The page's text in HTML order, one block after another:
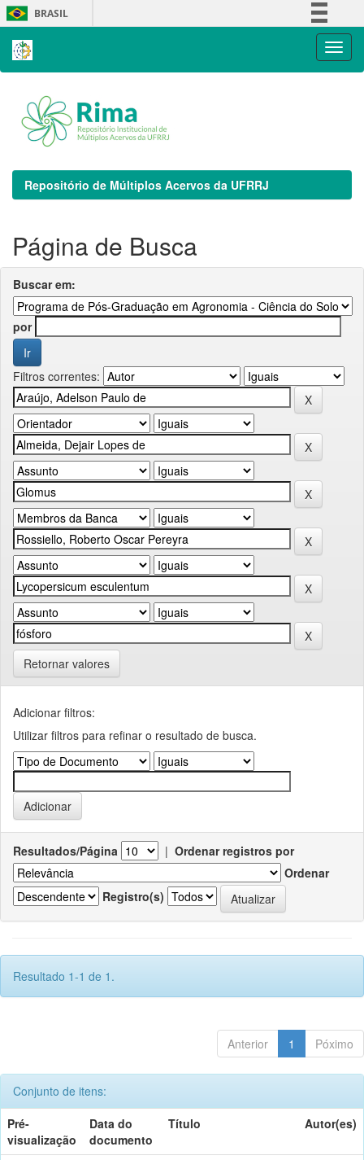
Skip
navigation
BRASIL
Repositório de Múltiplos Acervos da UFRRJ
Página de Busca
Buscar em:
por
Filtros correntes:
Retornar valores
Adicionar filtros:
Utilizar filtros para refinar o resultado de busca.
Resultados/Página | Ordenar registros por
Ordenar
Registro(s)
Resultado 1-1 de 1.
Anterior 1 Póximo
Conjunto de itens:
Pré-
visualização
Data do
documento
Título Autor(es)